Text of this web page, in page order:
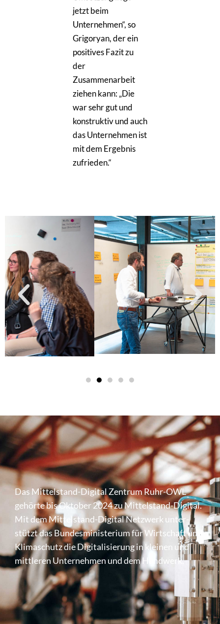
jetzt beim
Unternehmen“, so
Grigoryan, der ein
positives Fazit zu
der
Zusammenarbeit
ziehen kann: „Die
war sehr gut und
konstruktiv und auch
das Unternehmen ist
mit dem Ergebnis
zufrieden.“
Das Mittel­stand-Digital Zentrum Ruhr-OWL
gehörte bis Oktober 2024 zu Mittel­stand-Digital.
Mit dem Mittel­stand-Digital Netzwerk unter­
stützt das Bundes­mi­nis­te­rium für Wirt­schaft und
Klima­schutz die Digi­ta­li­sie­rung in kleinen und
mittleren Unter­nehmen und dem Handwerk.